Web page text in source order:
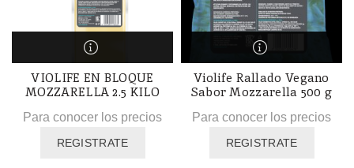
VIOLIFE EN BLOQUE
MOZZARELLA 2.5 KILO
Para conocer los precios
REGISTRATE
Violife Rallado Vegano
Sabor Mozzarella 500 g
Para conocer los precios
REGISTRATE